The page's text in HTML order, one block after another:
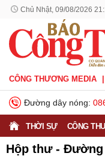
Chủ Nhật, 09/08/2026
CÔNG THƯƠNG MEDIA
Đường dây nóng:
THỜI SỰ CÔNG
Hộp thư - Đường